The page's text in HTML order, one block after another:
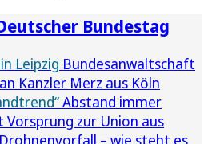
Bundestag
Leipzig Bundesanwaltschaft
Kanzler Merz aus Köln
Abstand immer
zur Union aus
– wie steht es